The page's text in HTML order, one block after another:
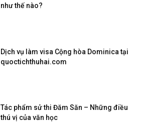
như thế nào?
Dịch vụ làm visa Cộng hòa Dominica tại
quoctichthuhai.com
Tác phẩm sử thi Đăm Săn – Những điều
thú vị của văn học